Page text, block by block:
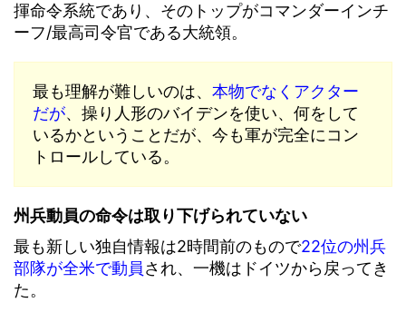
揮命令系統であり、そのトップがコマンダーインチ
ーフ/最高司令官である大統領。
最も理解が難しいのは、 本物でなくアクター
だが、操り人形のバイデンを使い、何をして
いるかということだが、今も軍が完全にコン
トロールしている。
州兵動員の命令は取り下げられていない
最も新しい独自情報は2時間前のもので22位の州兵
部隊が全米で動員され、一機はドイツから戻ってき
た。